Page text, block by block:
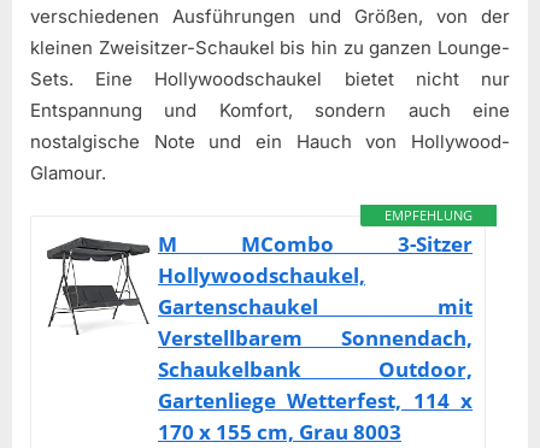
verschiedenen Ausführungen und Größen, von der
kleinen Zweisitzer-Schaukel bis hin zu ganzen Lounge-
Sets. Eine Hollywoodschaukel bietet nicht nur
Entspannung und Komfort, sondern auch eine
nostalgische Note und ein Hauch von Hollywood-
Glamour.
EMPFEHLUNG
M MCombo 3-Sitzer
Hollywoodschaukel,
Gartenschaukel mit
Verstellbarem Sonnendach,
Schaukelbank Outdoor,
Gartenliege Wetterfest, 114 x
170 x 155 cm, Grau 8003